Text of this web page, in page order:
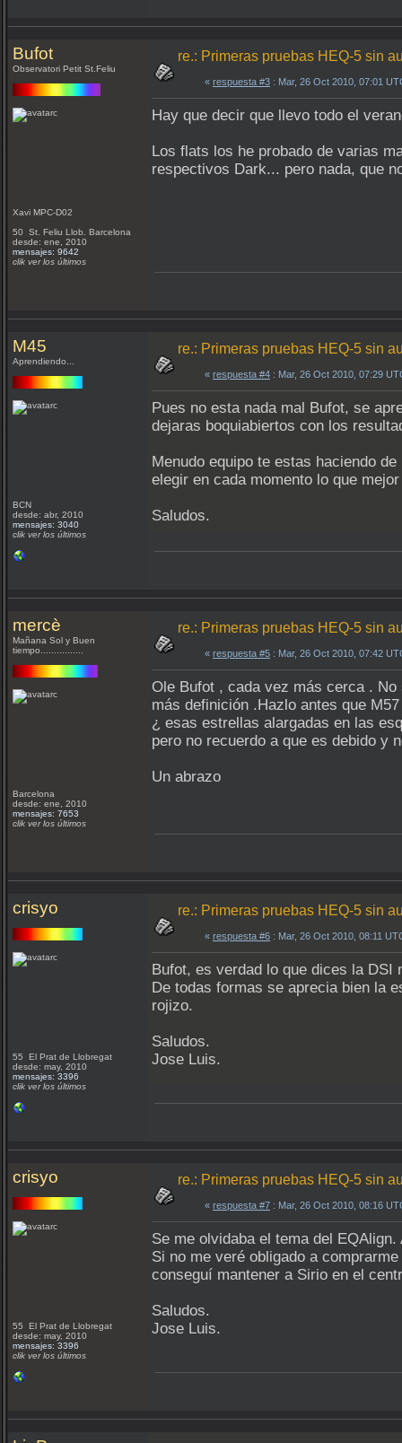
Bufot
Observatori Petit St.Feliu
Xavi MPC-D02
50 St. Feliu Llob. Barcelona
desde: ene, 2010
mensajes: 9642
clik ver los últimos
re.: Primeras pruebas HEQ-5 sin
« respuesta #3 : Mar, 26 Oct 2010, 07:01
Hay que decir que llevo todo el
Los flats los he probado de varias
respectivos Dark... pero nada, que
M45
Aprendiendo...
BCN
desde: abr, 2010
mensajes: 3040
clik ver los últimos
re.: Primeras pruebas HEQ-5 sin
« respuesta #4 : Mar, 26 Oct 2010, 07:29
Pues no esta nada mal Bufot, se
dejaras boquiabiertos con los
Menudo equipo te estas haciendo
elegir en cada momento lo que
Saludos.
mercè
Mañana Sol y Buen
tiempo................
Barcelona
desde: ene, 2010
mensajes: 7653
clik ver los últimos
re.: Primeras pruebas HEQ-5 sin
« respuesta #5 : Mar, 26 Oct 2010, 07:42
Ole Bufot , cada vez más cerca .
más definición .Hazlo antes que
¿ esas estrellas alargadas en las
pero no recuerdo a que es debido y
Un abrazo
crisyo
55 El Prat de Llobregat
desde: may, 2010
mensajes: 3396
clik ver los últimos
re.: Primeras pruebas HEQ-5 sin
« respuesta #6 : Mar, 26 Oct 2010, 08:11
Bufot, es verdad lo que dices la DSI
De todas formas se aprecia bien la
rojizo.
Saludos.
Jose Luis.
crisyo
55 El Prat de Llobregat
desde: may, 2010
mensajes: 3396
clik ver los últimos
re.: Primeras pruebas HEQ-5 sin
« respuesta #7 : Mar, 26 Oct 2010, 08:16
Se me olvidaba el tema del
Si no me veré obligado a
conseguí mantener a Sirio en el
Saludos.
Jose Luis.